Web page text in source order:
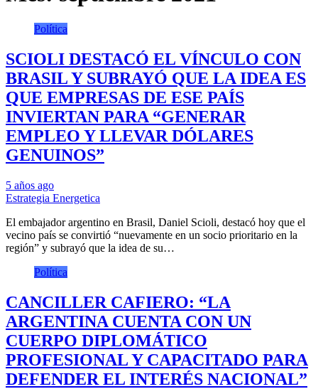
Política
SCIOLI DESTACÓ EL VÍNCULO CON
BRASIL Y SUBRAYÓ QUE LA IDEA ES
QUE EMPRESAS DE ESE PAÍS
INVIERTAN PARA “GENERAR
EMPLEO Y LLEVAR DÓLARES
GENUINOS”
5 años ago
Estrategia Energetica
El embajador argentino en Brasil, Daniel Scioli, destacó hoy que el
vecino país se convirtió “nuevamente en un socio prioritario en la
región” y subrayó que la idea de su…
Política
CANCILLER CAFIERO: “LA
ARGENTINA CUENTA CON UN
CUERPO DIPLOMÁTICO
PROFESIONAL Y CAPACITADO PARA
DEFENDER EL INTERÉS NACIONAL”